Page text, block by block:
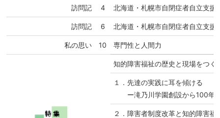
訪問記 4 北海道・札幌市自閉症者自立支援
訪問記 6 北海道・札幌市自閉症者自立支援
私の思い 10 専門性と人間力
知的障害福祉の歴史と現場をつく
１．先達の実践に耳を傾ける
ー滝乃川学園創設から100年
２．障害者制度改革と知的障害福